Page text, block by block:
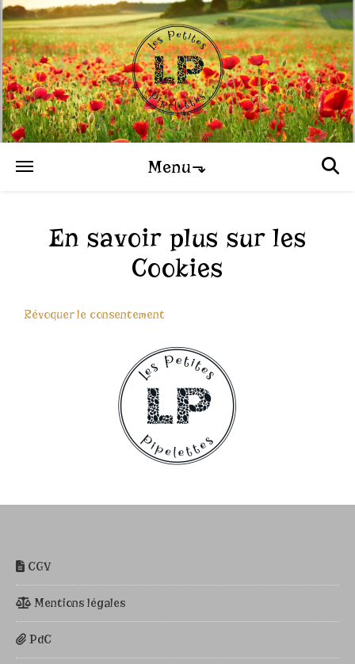
Menu⬎
En savoir plus sur les
Cookies
Révoquer le consentement
CGV
Mentions légales
PdC